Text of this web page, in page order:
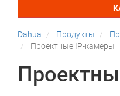
Dahua Продукты
Проектные IP-камеры